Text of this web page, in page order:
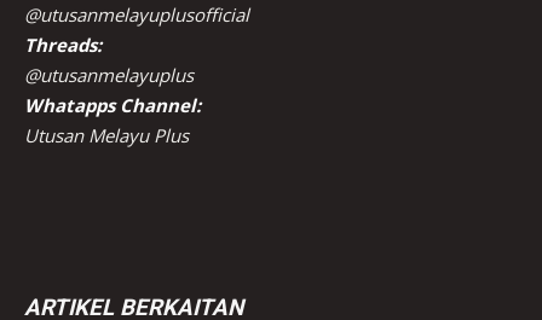
@utusanmelayuplusofficial
Threads:
@utusanmelayuplus
Whatapps Channel:
Utusan Melayu Plus
ARTIKEL BERKAITAN